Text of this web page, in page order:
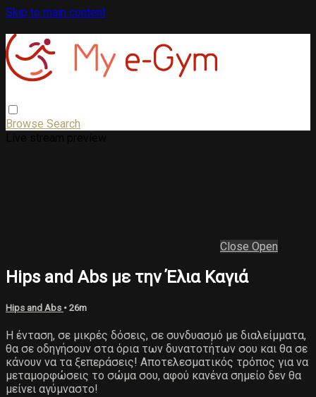
Skip to main content
Browse Search
Close Open
Hips and Abs με την Έλια Καγιά
Hips and Abs • 26m
Η ένταση, σε μικρές δόσεις, σε συνδυασμό με διαλείμματα,
θα σε οδηγήσουν στα όρια των δυνατοτήτων σου και θα σε
κάνουν να τα ξεπεράσεις! Αποτελεσματικός τρόπος για να
μεταμορφώσεις το σώμα σου, αφού κανένα σημείο δεν θα
μείνει αγύμναστο!